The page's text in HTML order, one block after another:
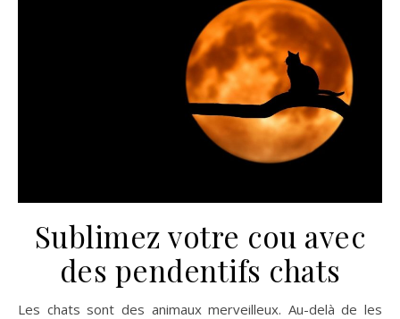
Sublimez votre cou avec
des pendentifs chats
Les chats sont des animaux merveilleux. Au-delà de les